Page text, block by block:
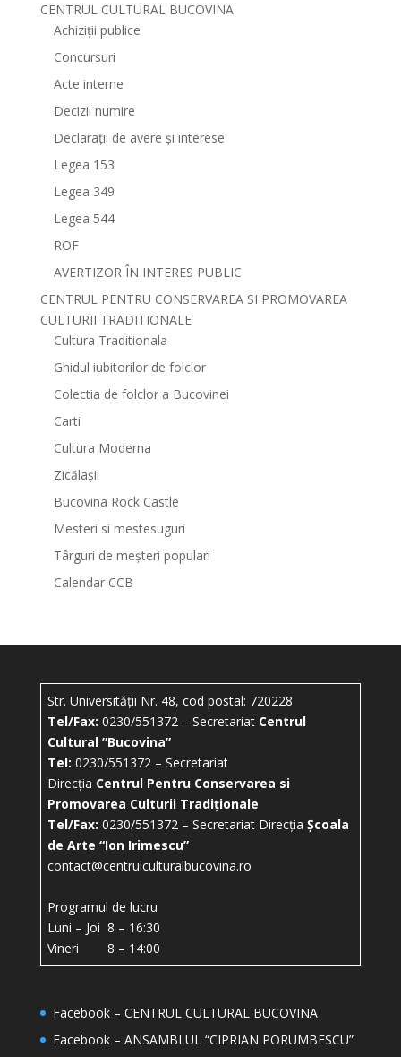
CENTRUL CULTURAL BUCOVINA
Achiziții publice
Concursuri
Acte interne
Decizii numire
Declarații de avere și interese
Legea 153
Legea 349
Legea 544
ROF
AVERTIZOR ÎN INTERES PUBLIC
CENTRUL PENTRU CONSERVAREA SI PROMOVAREA
CULTURII TRADITIONALE
Cultura Traditionala
Ghidul iubitorilor de folclor
Colectia de folclor a Bucovinei
Carti
Cultura Moderna
Zicălașii
Bucovina Rock Castle
Mesteri si mestesuguri
Târguri de meșteri populari
Calendar CCB
Str. Universității Nr. 48, cod postal: 720228
Tel/Fax: 0230/551372 – Secretariat Centrul
Cultural ”Bucovina”
Tel: 0230/551372 – Secretariat
Direcția Centrul Pentru Conservarea si
Promovarea Culturii Tradiționale
Tel/Fax: 0230/551372 – Secretariat Direcția Școala
de Arte “Ion Irimescu”
contact@centrulculturalbucovina.ro
Programul de lucru
Luni – Joi 8 – 16:30
Vineri 8 – 14:00
Facebook – CENTRUL CULTURAL BUCOVINA
Facebook – ANSAMBLUL “CIPRIAN PORUMBESCU”